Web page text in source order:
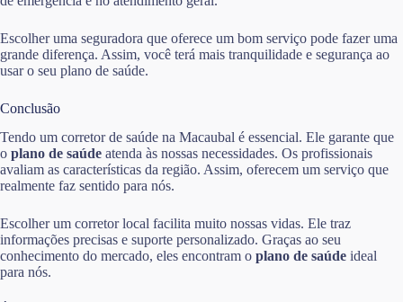
Escolher uma seguradora que oferece um bom serviço pode fazer uma
grande diferença. Assim, você terá mais tranquilidade e segurança ao
usar o seu plano de saúde.
Conclusão
Tendo um corretor de saúde na Macaubal é essencial. Ele garante que
o plano de saúde atenda às nossas necessidades. Os profissionais
avaliam as características da região. Assim, oferecem um serviço que
realmente faz sentido para nós.
Escolher um corretor local facilita muito nossas vidas. Ele traz
informações precisas e suporte personalizado. Graças ao seu
conhecimento do mercado, eles encontram o plano de saúde ideal
para nós.